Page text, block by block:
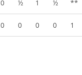
0 ½ 1 ½ **
0 0 0 0 1